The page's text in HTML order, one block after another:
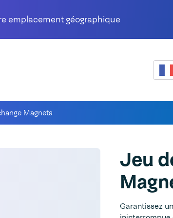
emplacement géographique
Magneta
Jeu
Garantissez